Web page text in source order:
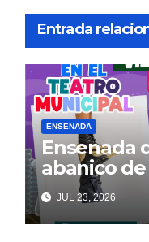
Entrada
ENSENADA
Ensenada
abanico
culturales
gratuitas
familia
JUL 23, 2026